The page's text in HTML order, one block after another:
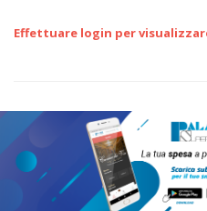
Effettuare login per